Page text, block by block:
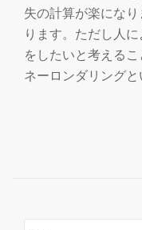
失の計算が楽にな
ります。ただし人
をしたいと考える
ネーロンダリング